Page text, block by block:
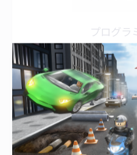
プログラ
アプロボスク
住所 : 〒655-0051
神戸市垂水区舞多聞西6丁目
電話番号 : 079-490-7303
営業時間 : 9:30 ～ 18:30
定休日 : 火曜日・水曜日